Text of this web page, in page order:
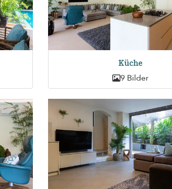
Küche
9 Bilder